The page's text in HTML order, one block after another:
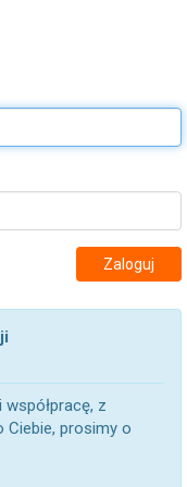
Zaloguj
z
Ciebie, prosimy o